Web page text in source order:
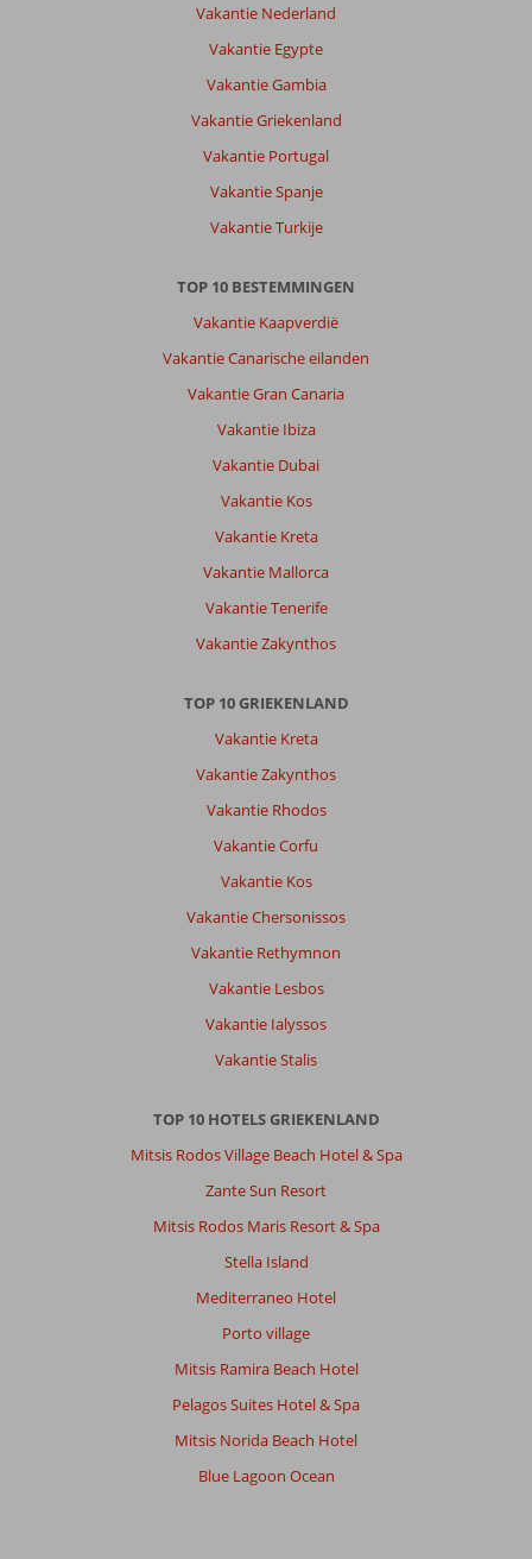
Vakantie Nederland
Vakantie Egypte
Vakantie Gambia
Vakantie Griekenland
Vakantie Portugal
Vakantie Spanje
Vakantie Turkije
TOP 10 BESTEMMINGEN
Vakantie Kaapverdië
Vakantie Canarische eilanden
Vakantie Gran Canaria
Vakantie Ibiza
Vakantie Dubai
Vakantie Kos
Vakantie Kreta
Vakantie Mallorca
Vakantie Tenerife
Vakantie Zakynthos
TOP 10 GRIEKENLAND
Vakantie Kreta
Vakantie Zakynthos
Vakantie Rhodos
Vakantie Corfu
Vakantie Kos
Vakantie Chersonissos
Vakantie Rethymnon
Vakantie Lesbos
Vakantie Ialyssos
Vakantie Stalis
TOP 10 HOTELS GRIEKENLAND
Mitsis Rodos Village Beach Hotel & Spa
Zante Sun Resort
Mitsis Rodos Maris Resort & Spa
Stella Island
Mediterraneo Hotel
Porto village
Mitsis Ramira Beach Hotel
Pelagos Suites Hotel & Spa
Mitsis Norida Beach Hotel
Blue Lagoon Ocean